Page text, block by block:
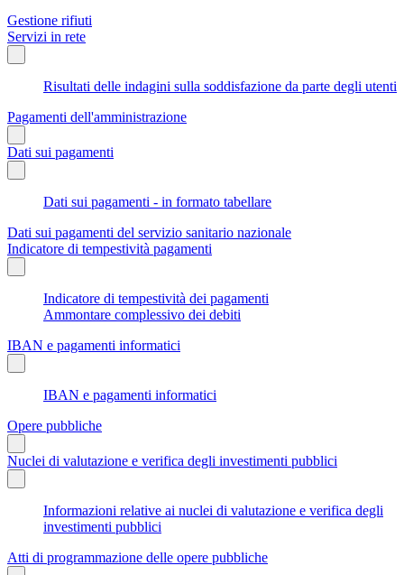
Gestione rifiuti
Servizi in rete
Risultati delle indagini sulla soddisfazione da parte degli utenti
Pagamenti dell'amministrazione
Dati sui pagamenti
Dati sui pagamenti - in formato tabellare
Dati sui pagamenti del servizio sanitario nazionale
Indicatore di tempestività pagamenti
Indicatore di tempestività dei pagamenti
Ammontare complessivo dei debiti
IBAN e pagamenti informatici
IBAN e pagamenti informatici
Opere pubbliche
Nuclei di valutazione e verifica degli investimenti pubblici
Informazioni relative ai nuclei di valutazione e verifica degli
investimenti pubblici
Atti di programmazione delle opere pubbliche